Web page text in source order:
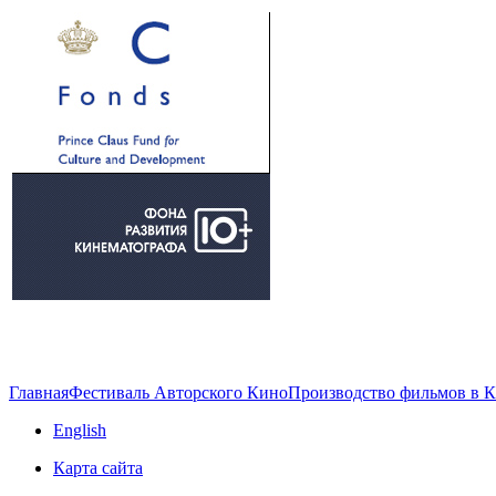
ГлавнаяФестиваль Авторского КиноПроизводство фильмов в
English
Карта сайта